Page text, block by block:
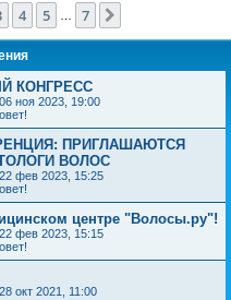
из
4 5 7
КОНГРЕСС
06 ноя 2023, 19:00
ПРИГЛАШАЮТСЯ
ВОЛОС
22 фев 2023, 15:25
центре "Волосы.ру"!
22 фев 2023, 15:15
28 окт 2021, 11:00